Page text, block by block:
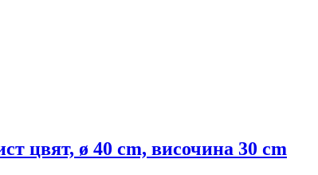
цвят, ø 40 cm, височина 30 cm